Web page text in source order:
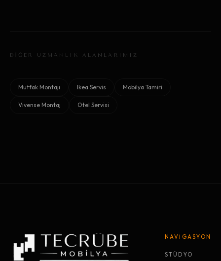
DİĞER UZMANLIK ALANLARIMIZ
Mutfak Montajı Ikea Servis Mobilya Tamiri
Vivense Montaj Otel Servisi
NAVİGASYON
STÜDYO